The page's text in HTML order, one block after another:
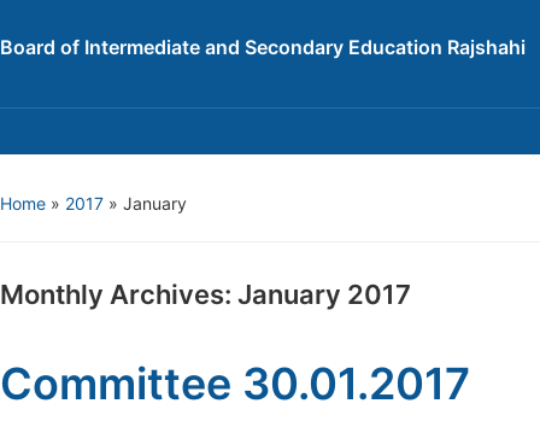
Board of Intermediate and Secondary Education Rajshahi
Home » 2017 » January
Monthly Archives: January 2017
Committee 30.01.2017